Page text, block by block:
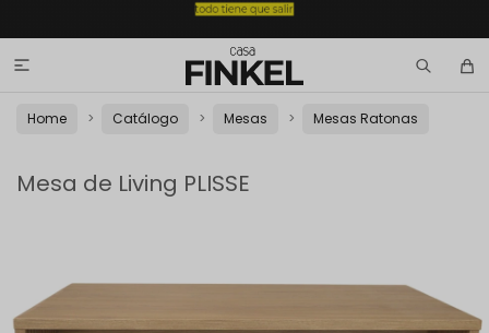

Home Catálogo Mesas Mesas Ratonas
Mesa de Living PLISSE